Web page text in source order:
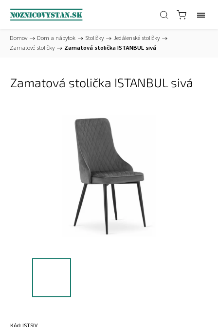
Domov / Dom a nábytok / Stoličky / Jedálenské stoličky /
Zamatové stoličky / Zamatová stolička ISTANBUL sivá
Zamatová stolička ISTANBUL sivá